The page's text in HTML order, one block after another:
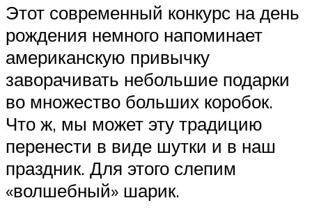
Этот современный конкурс на день
рождения немного напоминает
американскую привычку
заворачивать небольшие подарки
во множество больших коробок.
Что ж, мы может эту традицию
перенести в виде шутки и в наш
праздник. Для этого слепим
«волшебный» шарик.